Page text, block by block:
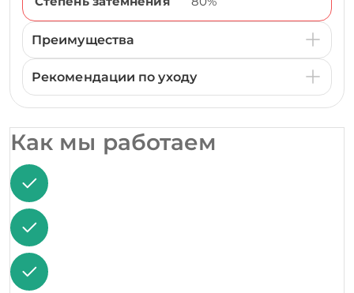
Преимущества
Рекомендации по уходу
Как мы работаем